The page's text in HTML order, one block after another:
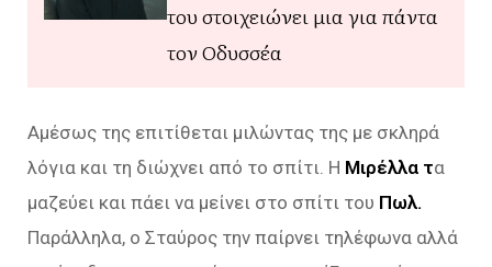
του στοιχειώνει μια για πάντα
τον Οδυσσέα
Αμέσως της επιτίθεται μιλώντας της με σκληρά
λόγια και τη διώχνει από το σπίτι. Η Μιρέλλα τα
μαζεύει και πάει να μείνει στο σπίτι του Πωλ.
Παράλληλα, ο Σταύρος την παίρνει τηλέφωνα αλλά